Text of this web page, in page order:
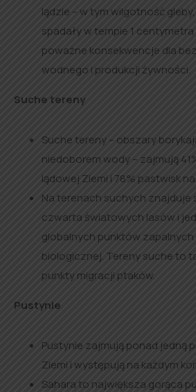
lądzie – w tym wilgotność
spadały w tempie 1
poważne konsekwencje dla
wodnego i produkcji żywności.
Suche tereny
Suche tereny – obszary
niedoborem wody – zajmują
lądowej Ziemi i 78% pastwisk
Na terenach suchych znajduje
czwarta światowych lasów i
globalnych punktów
biologicznej. Tereny suche to
punkty migracji ptaków.
Pustynie
Pustynie zajmują ponad jedną
Ziemi i występują na każdym
Sahara to największa gorąca